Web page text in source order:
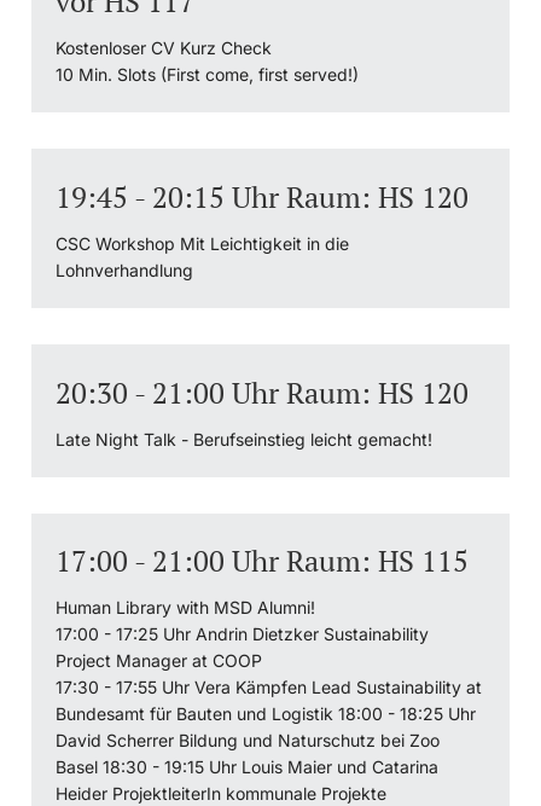
Kostenloser CV Kurz Check
10 Min. Slots (First come, first served!)
19:45 - 20:15 Uhr Raum: HS 120
CSC Workshop Mit Leichtigkeit in die
Lohnverhandlung
20:30 - 21:00 Uhr Raum: HS 120
Late Night Talk - Berufseinstieg leicht gemacht!
17:00 - 21:00 Uhr Raum: HS 115
Human Library with MSD Alumni!
17:00 - 17:25 Uhr Andrin Dietzker Sustainability
Project Manager at COOP
17:30 - 17:55 Uhr Vera Kämpfen Lead Sustainability at
Bundesamt für Bauten und Logistik 18:00 - 18:25 Uhr
David Scherrer Bildung und Naturschutz bei Zoo
Basel 18:30 - 19:15 Uhr Louis Maier und Catarina
Heider ProjektleiterIn kommunale Projekte